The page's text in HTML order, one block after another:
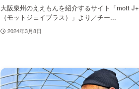
大阪泉州のええもんを紹介するサイト「mott J+
（モットジェイプラス）」より／チー...
2024年3月8日